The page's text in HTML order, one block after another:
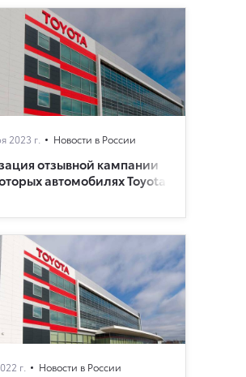
2023 г. Новости в России
отзывной кампании
автомобилях Toyota
г. Новости в России